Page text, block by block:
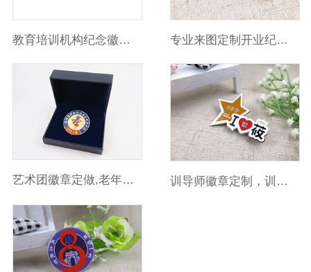
教育培训机构纪念徽章来图定做工厂 专业来图定制开业纪念徽章
艺术团徽章定做,老年艺术团徽章定做 训导师徽章定制，训练营徽章制作厂家